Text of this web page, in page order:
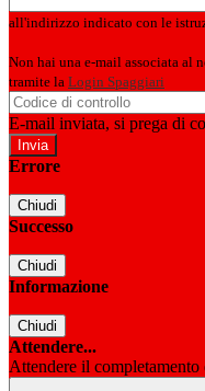
all'indirizzo indicato con le
Non hai una e-mail associata al
tramite la Login Spaggiari
E-mail inviata, si prega di
Errore
Chiudi
Successo
Chiudi
Informazione
Chiudi
Attendere...
Attendere il completamento